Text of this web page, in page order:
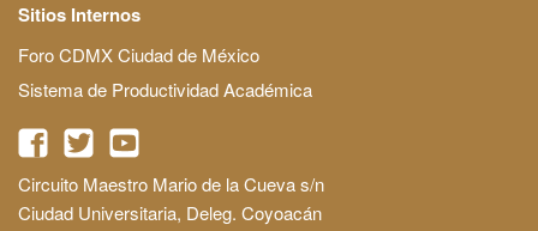
Sitios Internos
Foro CDMX Ciudad de México
Sistema de Productividad Académica
Circuito Maestro Mario de la Cueva s/n
Ciudad Universitaria, Deleg. Coyoacán